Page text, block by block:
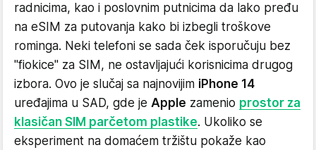
radnicima, kao i poslovnim putnicima da lako pređu
na eSIM za putovanja kako bi izbegli troškove
rominga. Neki telefoni se sada ček isporučuju bez
"fiokice" za SIM, ne ostavljajući korisnicima drugog
izbora. Ovo je slučaj sa najnovijim iPhone 14
uređajima u SAD, gde je Apple zamenio prostor za
klasičan SIM parčetom plastike. Ukoliko se
eksperiment na domaćem tržištu pokaže kao